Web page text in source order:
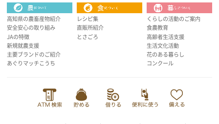
高知県の農畜産物紹介
安全安心の取り組み
JAの特徴
新規就農支援
主要ブランドのご紹介
あぐりマッチこうち
レシピ集
直販所紹介
とさごろ
くらしの活動のご案内
食農教育
高齢者生活支援
生活文化活動
花のある暮らし
コンクール